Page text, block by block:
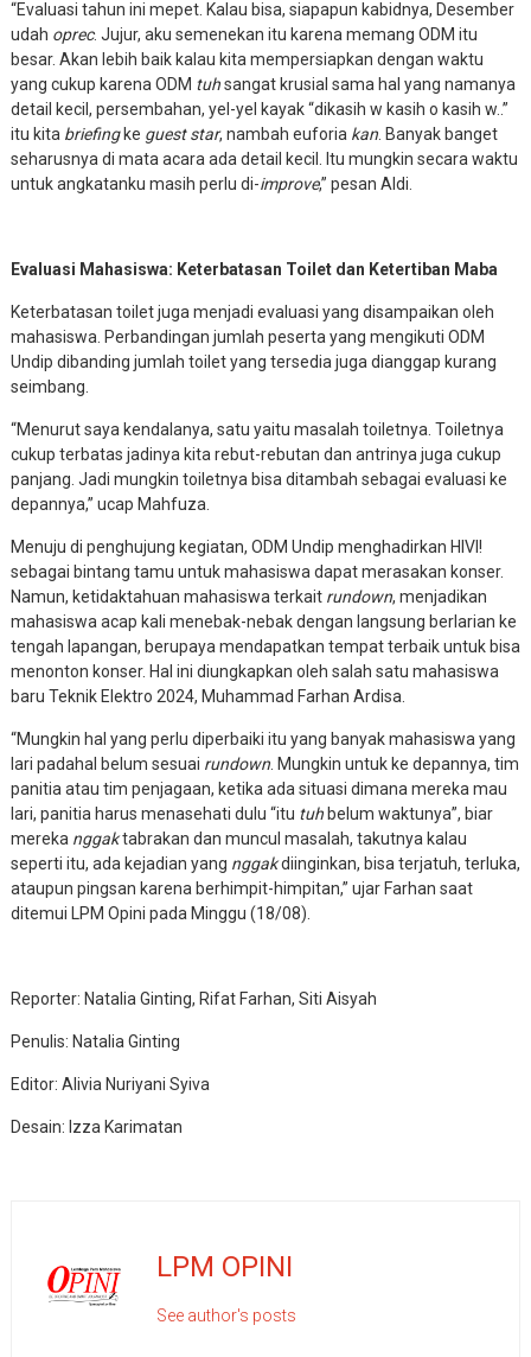
“Evaluasi tahun ini mepet. Kalau bisa, siapapun kabidnya, Desember
udah oprec. Jujur, aku semenekan itu karena memang ODM itu
besar. Akan lebih baik kalau kita mempersiapkan dengan waktu
yang cukup karena ODM tuhsangat krusial sama hal yang namanya
detail kecil, persembahan, yel-yel kayak “dikasih w kasih o kasih w..”
itu kita briefingke guest star, nambah euforia kan. Banyak banget
seharusnya di mata acara ada detail kecil. Itu mungkin secara waktu
untuk angkatanku masih perlu di-improve,” pesan Aldi.
Evaluasi Mahasiswa: Keterbatasan Toilet dan Ketertiban Maba
Keterbatasan toilet juga menjadi evaluasi yang disampaikan oleh
mahasiswa. Perbandingan jumlah peserta yang mengikuti ODM
Undip dibanding jumlah toilet yang tersedia juga dianggap kurang
seimbang.
“Menurut saya kendalanya, satu yaitu masalah toiletnya. Toiletnya
cukup terbatas jadinya kita rebut-rebutan dan antrinya juga cukup
panjang. Jadi mungkin toiletnya bisa ditambah sebagai evaluasi ke
depannya,” ucap Mahfuza.
Menuju di penghujung kegiatan, ODM Undip menghadirkan HIVI!
sebagai bintang tamu untuk mahasiswa dapat merasakan konser.
Namun, ketidaktahuan mahasiswa terkait rundown, menjadikan
mahasiswa acap kali menebak-nebak dengan langsung berlarian ke
tengah lapangan, berupaya mendapatkan tempat terbaik untuk bisa
menonton konser. Hal ini diungkapkan oleh salah satu mahasiswa
baru Teknik Elektro 2024, Muhammad Farhan Ardisa.
“Mungkin hal yang perlu diperbaiki itu yang banyak mahasiswa yang
lari padahal belum sesuai rundown. Mungkin untuk ke depannya, tim
panitia atau tim penjagaan, ketika ada situasi dimana mereka mau
lari, panitia harus menasehati dulu “itu tuhbelum waktunya”, biar
mereka nggaktabrakan dan muncul masalah, takutnya kalau
seperti itu, ada kejadian yang nggakdiinginkan, bisa terjatuh, terluka,
ataupun pingsan karena berhimpit-himpitan,” ujar Farhan saat
ditemui LPM Opini pada Minggu (18/08).
Reporter: Natalia Ginting, Rifat Farhan, Siti Aisyah
Penulis: Natalia Ginting
Editor: Alivia Nuriyani Syiva
Desain: Izza Karimatan
LPM OPINI
See author's posts